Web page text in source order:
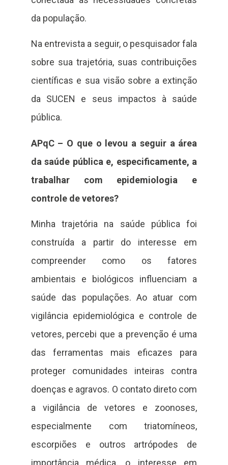
da população.
Na entrevista a seguir, o pesquisador fala
sobre sua trajetória, suas contribuições
científicas e sua visão sobre a extinção
da SUCEN e seus impactos à saúde
pública.
APqC – O que o levou a seguir a área
da saúde pública e, especificamente, a
trabalhar com epidemiologia e
controle de vetores?
Minha trajetória na saúde pública foi
construída a partir do interesse em
compreender como os fatores
ambientais e biológicos influenciam a
saúde das populações. Ao atuar com
vigilância epidemiológica e controle de
vetores, percebi que a prevenção é uma
das ferramentas mais eficazes para
proteger comunidades inteiras contra
doenças e agravos. O contato direto com
a vigilância de vetores e zoonoses,
especialmente com triatomíneos,
escorpiões e outros artrópodes de
importância médica, o interesse em